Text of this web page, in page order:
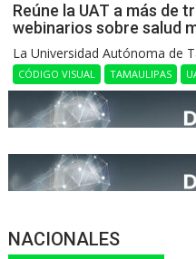
Reúne la UAT a más de
webinarios sobre salud
La Universidad Autónoma de
CÓDIGO VISUAL TAMAULIPAS
NACIONALES